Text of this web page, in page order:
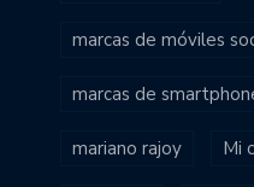
marcas de móviles
marcas de
mariano rajoy Mi